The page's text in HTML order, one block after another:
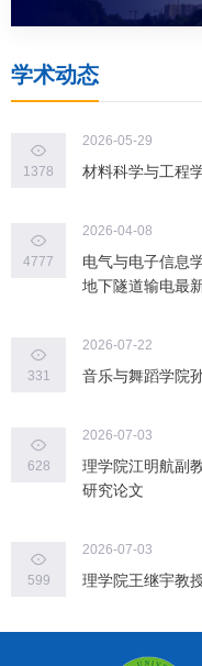
学术动态
1378
2026-05-29
材料科学与工程
4777
2026-04-08
电气与电子信息
地下隧道输电最
331
2026-07-22
音乐与舞蹈学院
628
2026-07-03
理学院江明航副
研究论文
599
2026-07-03
理学院王继宇教